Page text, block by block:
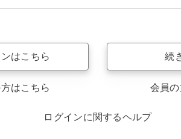
はこちら
はこちら
続
会員
ログインに関するヘルプ